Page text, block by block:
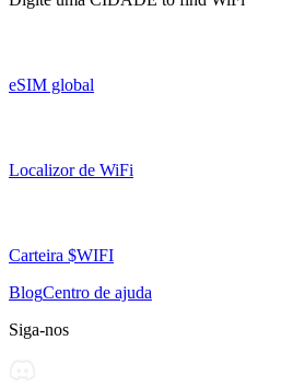
eSIM global
Localizor de WiFi
Carteira $WIFI
BlogCentro de ajuda
Siga-nos